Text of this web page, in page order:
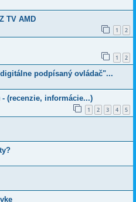
TV AMD
1 2
1 2
podpísaný ovládač"...
- (recenzie, informácie...)
1 2 3 4 5